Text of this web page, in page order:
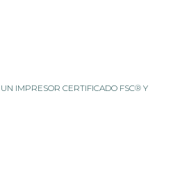
IMPRESOR CERTIFICADO FSC® Y